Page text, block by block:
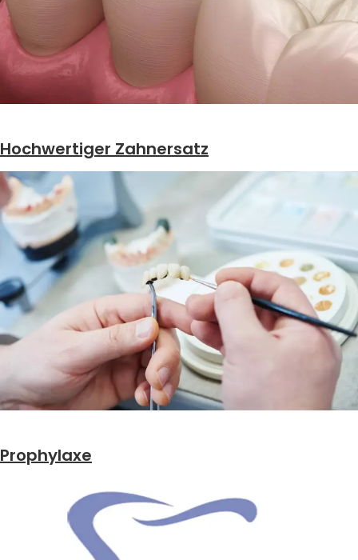
Hochwertiger Zahnersatz
Prophylaxe